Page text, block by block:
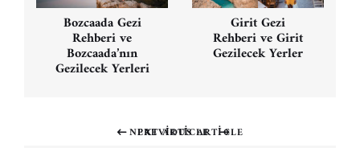
Bozcaada Gezi
Rehberi ve
Bozcaada’nın
Gezilecek Yerleri
Girit Gezi
Rehberi ve Girit
Gezilecek Yerler
PREVIOUS ARTICLE
NEXT ARTICLE